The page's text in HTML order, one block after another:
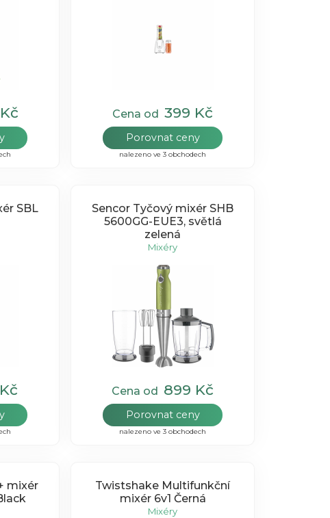
Cena od 399 Kč
Porovnat ceny
nalezeno ve 3 obchodech
SBL
Sencor Tyčový mixér SHB
5600GG-EUE3, světlá
zelená
Mixéry
Cena od 899 Kč
Porovnat ceny
nalezeno ve 3 obchodech
mixér
Twistshake Multifunkční
mixér 6v1 Černá
Mixéry